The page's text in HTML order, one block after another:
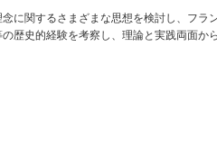
に関するさまざまな思想を検討し、フラ
歴史的経験を考察し、理論と実践両面か